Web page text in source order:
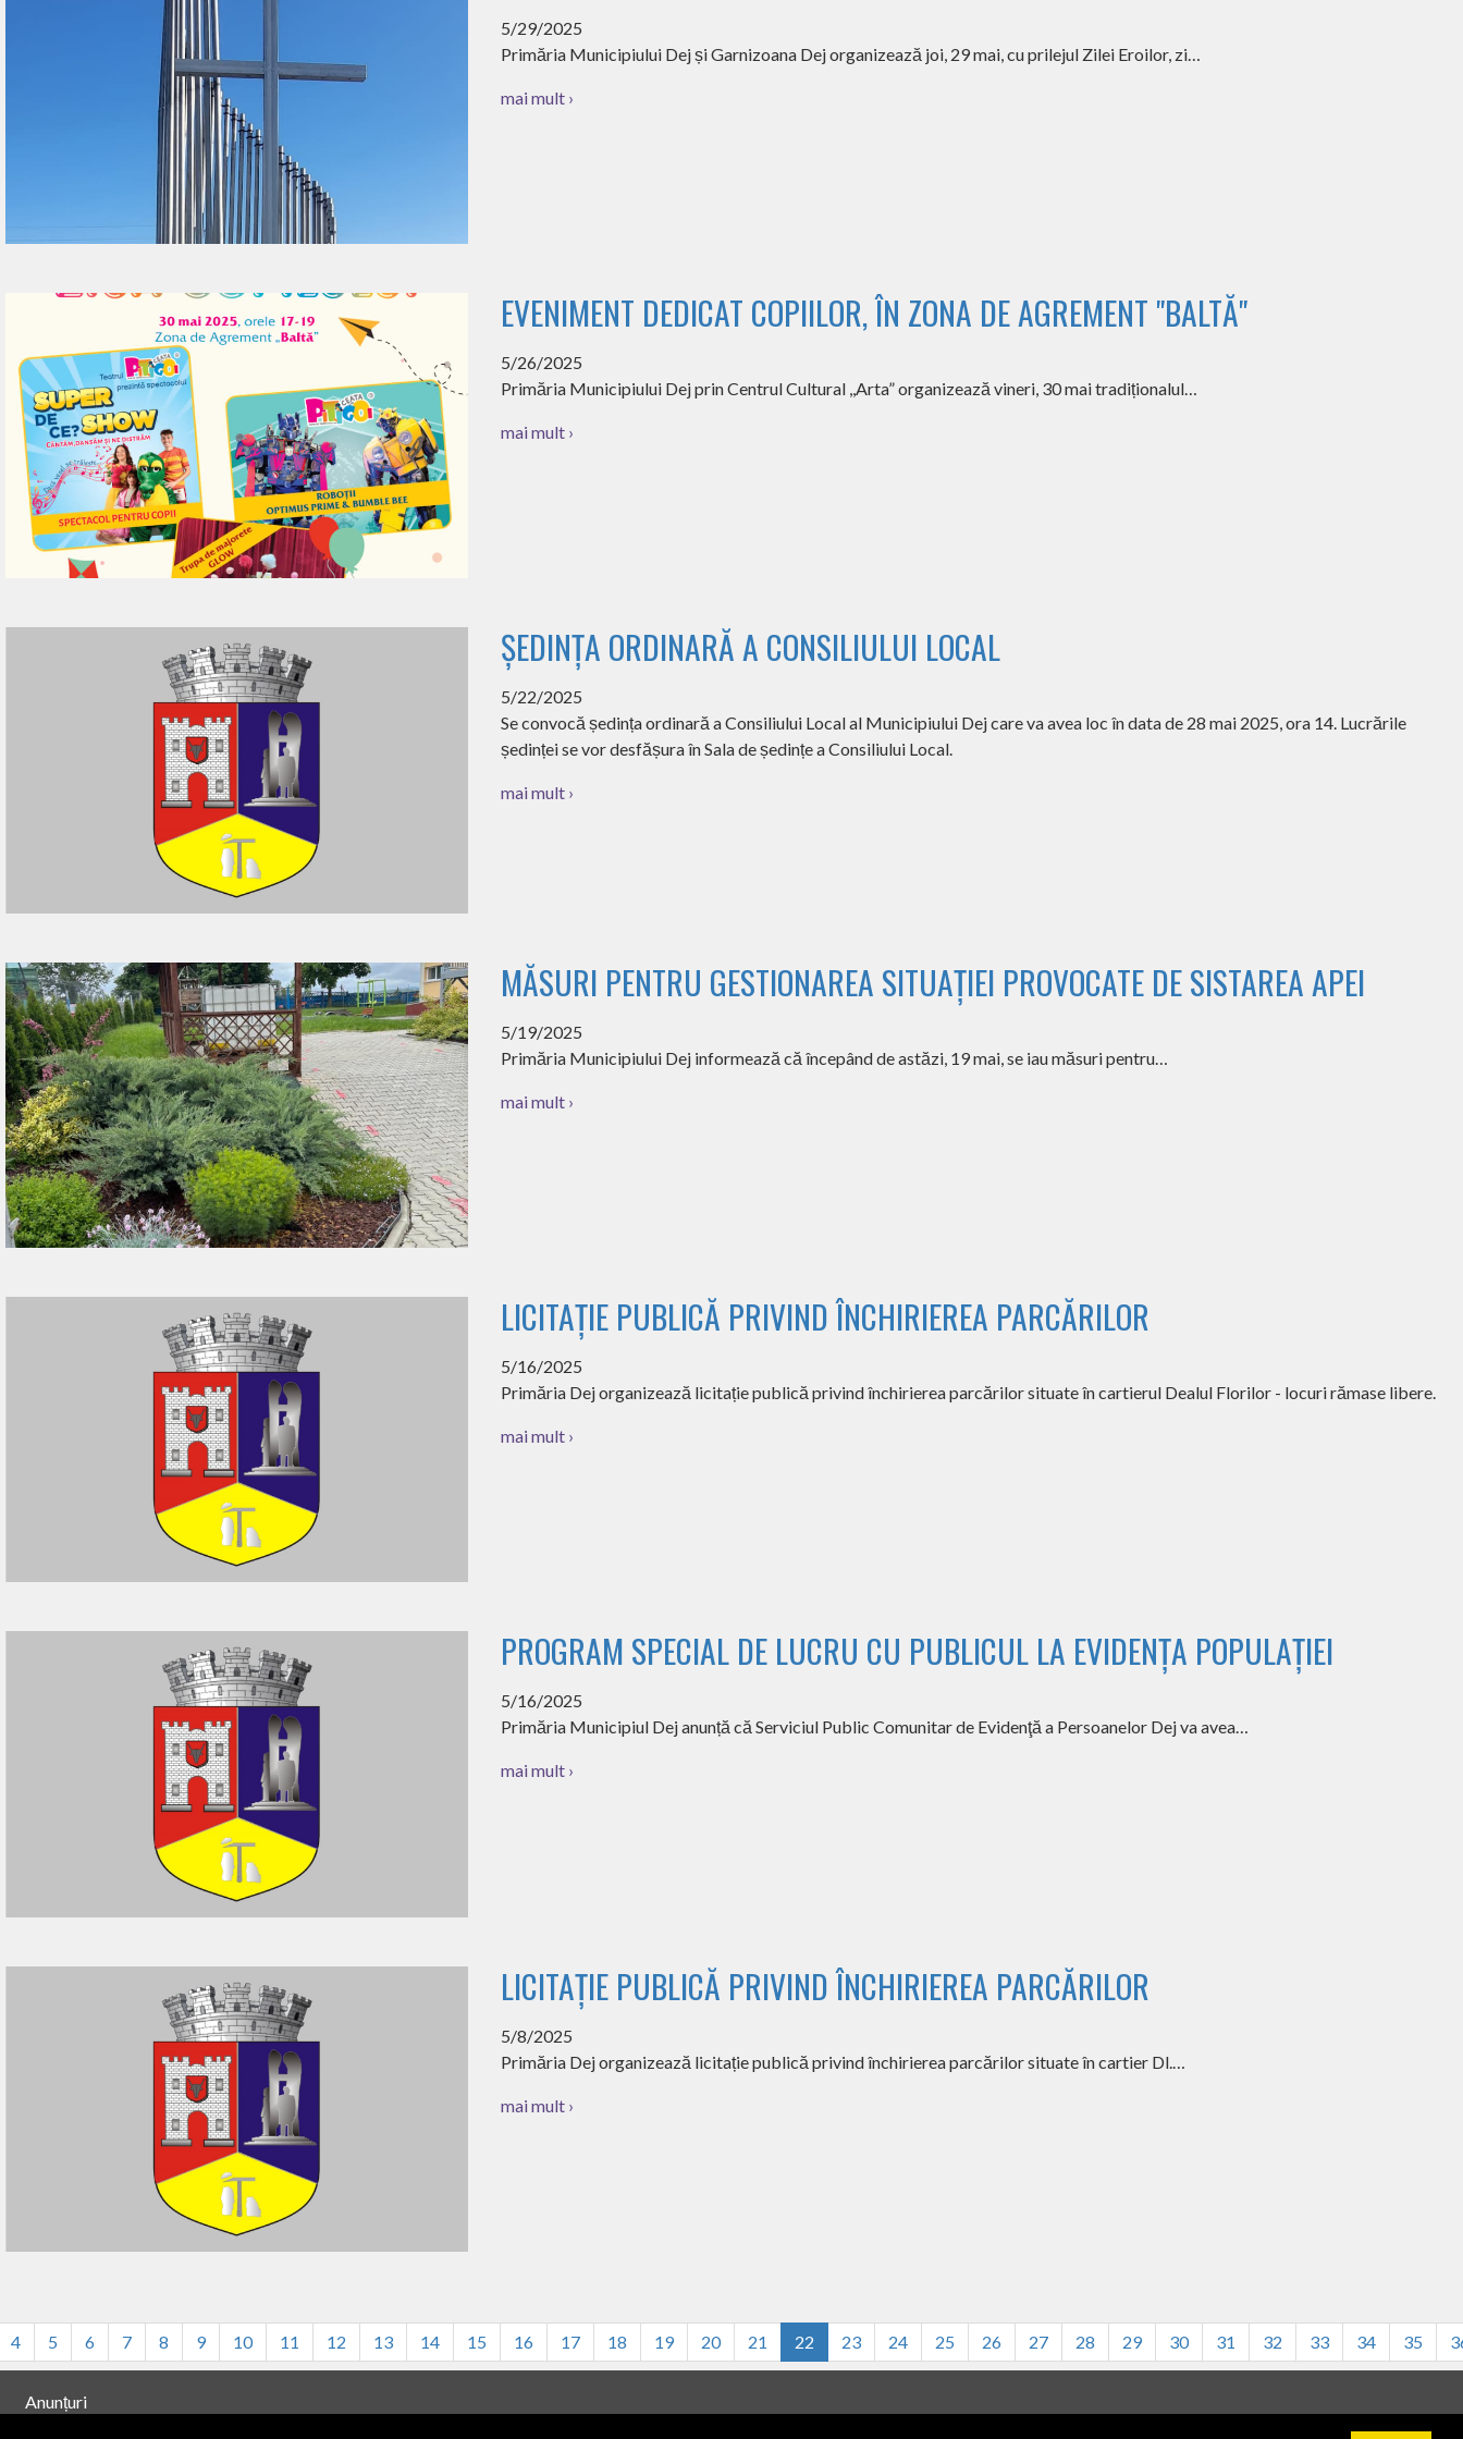
5/29/2025
Primăria Municipiului Dej și Garnizoana Dej organizează joi, 29 mai, cu prilejul Zilei Eroilor, zi…
mai mult ›
EVENIMENT DEDICAT COPIILOR, ÎN ZONA DE AGREMENT "BALTĂ"
5/26/2025
Primăria Municipiului Dej prin Centrul Cultural ,,Arta” organizează vineri, 30 mai tradiționalul…
mai mult ›
ȘEDINȚA ORDINARĂ A CONSILIULUI LOCAL
5/22/2025
Se convocă ședința ordinară a Consiliului Local al Municipiului Dej care va avea loc în data de 28 mai 2025, ora 14. Lucrările
ședinței se vor desfășura în Sala de ședințe a Consiliului Local.
mai mult ›
MĂSURI PENTRU GESTIONAREA SITUAȚIEI PROVOCATE DE SISTAREA APEI
5/19/2025
Primăria Municipiului Dej informează că începând de astăzi, 19 mai, se iau măsuri pentru…
mai mult ›
LICITAȚIE PUBLICĂ PRIVIND ÎNCHIRIEREA PARCĂRILOR
5/16/2025
Primăria Dej organizează licitație publică privind închirierea parcărilor situate în cartierul Dealul Florilor - locuri rămase libere.
mai mult ›
PROGRAM SPECIAL DE LUCRU CU PUBLICUL LA EVIDENȚA POPULAȚIEI
5/16/2025
Primăria Municipiul Dej anunță că Serviciul Public Comunitar de Evidenţă a Persoanelor Dej va avea…
mai mult ›
LICITAȚIE PUBLICĂ PRIVIND ÎNCHIRIEREA PARCĂRILOR
5/8/2025
Primăria Dej organizează licitație publică privind închirierea parcărilor situate în cartier Dl.…
mai mult ›
4 5 6 7 8 9 10 11 12 13 14 15 16 17 18 19 20 21 22 23 24 25 26 27 28 29 30 31 32 33 34 35
Anunțuri